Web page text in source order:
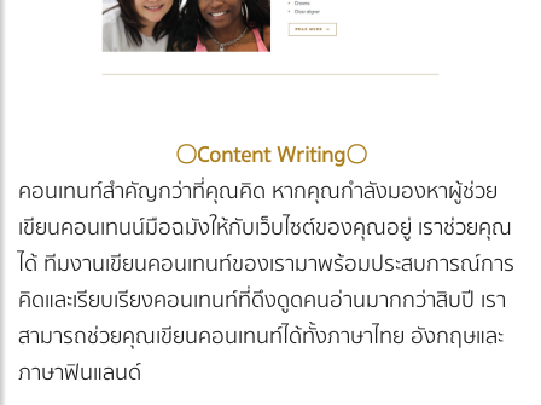
〇Content Writing〇
คอนเทนท์สำคัญกว่าที่คุณคิด หากคุณกำลังมองหาผู้ช่วย
เขียนคอนเทนน์มือฉมังให้กับเว็บไซต์ของคุณอยู่ เราช่วยคุณ
ได้ ทีมงานเขียนคอนเทนท์ของเรามาพร้อมประสบการณ์การ
คิดและเรียบเรียงคอนเทนท์ที่ดึงดูดคนอ่านมากกว่าสิบปี เรา
สามารถช่วยคุณเขียนคอนเทนท์ได้ทั้งภาษาไทย อังกฤษและ
ภาษาฟินแลนด์